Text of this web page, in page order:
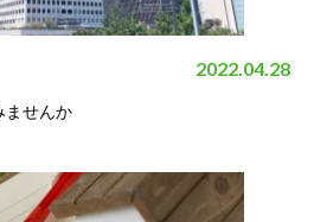
2022.04.28
ませんか